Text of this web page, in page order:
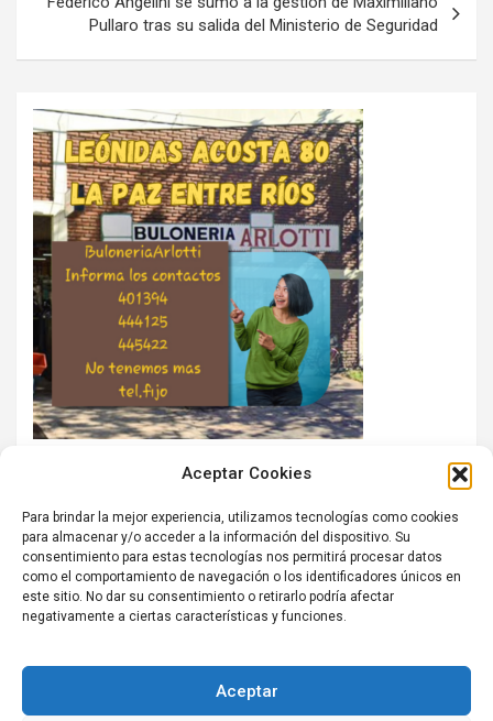
Aceptar Cookies
Para brindar la mejor experiencia, utilizamos tecnologías como cookies
para almacenar y/o acceder a la información del dispositivo. Su
consentimiento para estas tecnologías nos permitirá procesar datos
como el comportamiento de navegación o los identificadores únicos en
este sitio. No dar su consentimiento o retirarlo podría afectar
negativamente a ciertas características y funciones.
Aceptar
Pullaro tras su salida del Ministerio de Seguridad